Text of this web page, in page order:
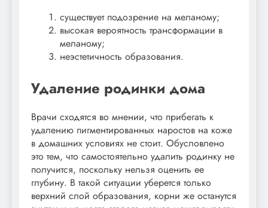
существует подозрение на меланому;
высокая вероятность трансформации в
меланому;
неэстетичность образования.
Удаление родинки дома
Врачи сходятся во мнении, что прибегать к
удалению пигментированных наростов на коже
в домашних условиях не стоит. Обусловлено
это тем, что самостоятельно удалить родинку не
получится, поскольку нельзя оценить ее
глубину. В такой ситуации уберется только
верхний слой образования, корни же останутся